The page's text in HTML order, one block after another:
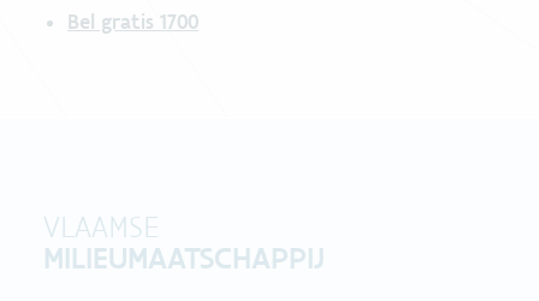
Bel gratis 1700
VLAAMSE
MILIEUMAATSCHAPPIJ